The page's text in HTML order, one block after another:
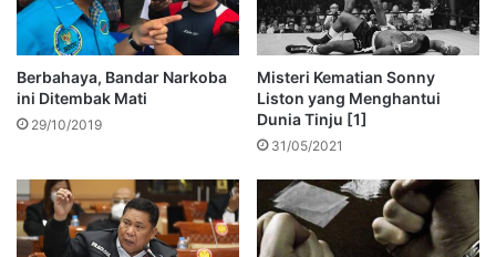
Berbahaya, Bandar Narkoba
ini Ditembak Mati
29/10/2019
Misteri Kematian Sonny
Liston yang Menghantui
Dunia Tinju [1]
31/05/2021